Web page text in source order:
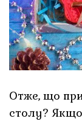
Отже, що
столу?